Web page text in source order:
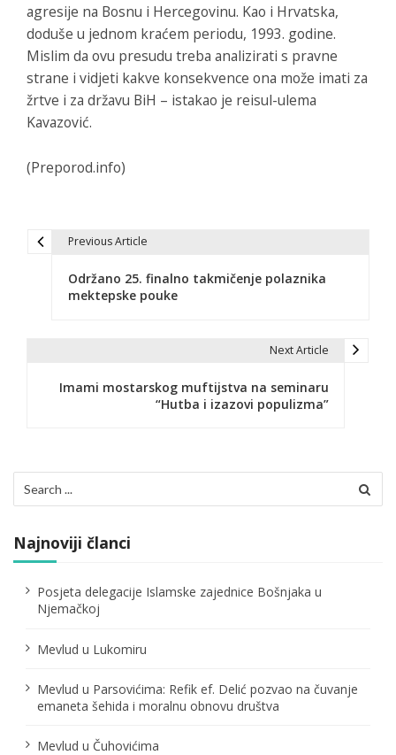
agresije na Bosnu i Hercegovinu. Kao i Hrvatska,
doduše u jednom kraćem periodu, 1993. godine.
Mislim da ovu presudu treba analizirati s pravne
strane i vidjeti kakve konsekvence ona može imati za
žrtve i za državu BiH – istakao je reisul-ulema
Kavazović.
(Preporod.info)
i
j
a
a
a
k
Previous Article
Održano 25. finalno takmičenje polaznika
mektepske pouke
Next Article
Imami mostarskog muftijstva na seminaru
“Hutba i izazovi populizma”
for:
Najnoviji članci
Posjeta delegacije Islamske zajednice Bošnjaka u
Njemačkoj
Mevlud u Lukomiru
Mevlud u Parsovićima: Refik ef. Delić pozvao na čuvanje
emaneta šehida i moralnu obnovu društva
Mevlud u Čuhovićima